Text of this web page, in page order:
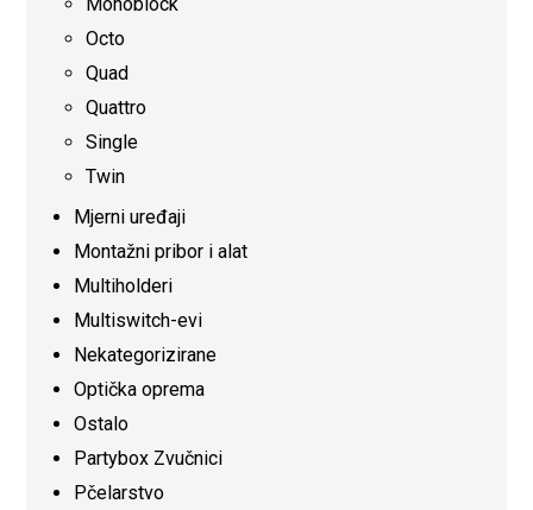
Octo
Quad
Quattro
Single
Twin
Mjerni uređaji
Montažni pribor i alat
Multiholderi
Multiswitch-evi
Nekategorizirane
Optička oprema
Ostalo
Partybox Zvučnici
Pčelarstvo